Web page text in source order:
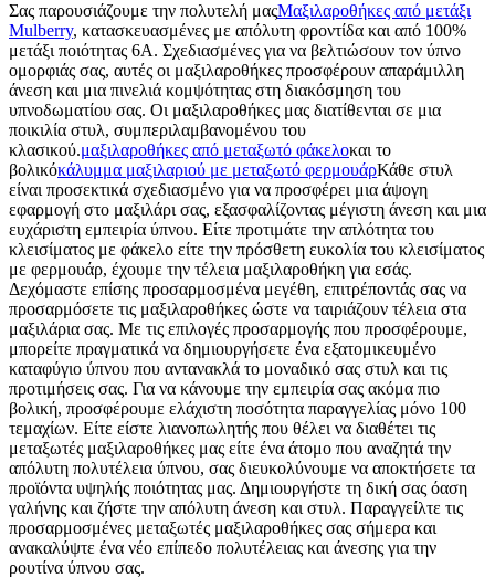
Σας παρουσιάζουμε την πολυτελή μαςΜαξιλαροθήκες από μετάξι
Mulberry, κατασκευασμένες με απόλυτη φροντίδα και από 100%
μετάξι ποιότητας 6Α. Σχεδιασμένες για να βελτιώσουν τον ύπνο
ομορφιάς σας, αυτές οι μαξιλαροθήκες προσφέρουν απαράμιλλη
άνεση και μια πινελιά κομψότητας στη διακόσμηση του
υπνοδωματίου σας. Οι μαξιλαροθήκες μας διατίθενται σε μια
ποικιλία στυλ, συμπεριλαμβανομένου του
κλασικού.μαξιλαροθήκες από μεταξωτό φάκελοκαι το
βολικόκάλυμμα μαξιλαριού με μεταξωτό φερμουάρΚάθε στυλ
είναι προσεκτικά σχεδιασμένο για να προσφέρει μια άψογη
εφαρμογή στο μαξιλάρι σας, εξασφαλίζοντας μέγιστη άνεση και μια
ευχάριστη εμπειρία ύπνου. Είτε προτιμάτε την απλότητα του
κλεισίματος με φάκελο είτε την πρόσθετη ευκολία του κλεισίματος
με φερμουάρ, έχουμε την τέλεια μαξιλαροθήκη για εσάς.
Δεχόμαστε επίσης προσαρμοσμένα μεγέθη, επιτρέποντάς σας να
προσαρμόσετε τις μαξιλαροθήκες ώστε να ταιριάζουν τέλεια στα
μαξιλάρια σας. Με τις επιλογές προσαρμογής που προσφέρουμε,
μπορείτε πραγματικά να δημιουργήσετε ένα εξατομικευμένο
καταφύγιο ύπνου που αντανακλά το μοναδικό σας στυλ και τις
προτιμήσεις σας. Για να κάνουμε την εμπειρία σας ακόμα πιο
βολική, προσφέρουμε ελάχιστη ποσότητα παραγγελίας μόνο 100
τεμαχίων. Είτε είστε λιανοπωλητής που θέλει να διαθέτει τις
μεταξωτές μαξιλαροθήκες μας είτε ένα άτομο που αναζητά την
απόλυτη πολυτέλεια ύπνου, σας διευκολύνουμε να αποκτήσετε τα
προϊόντα υψηλής ποιότητας μας. Δημιουργήστε τη δική σας όαση
γαλήνης και ζήστε την απόλυτη άνεση και στυλ. Παραγγείλτε τις
προσαρμοσμένες μεταξωτές μαξιλαροθήκες σας σήμερα και
ανακαλύψτε ένα νέο επίπεδο πολυτέλειας και άνεσης για την
ρουτίνα ύπνου σας.